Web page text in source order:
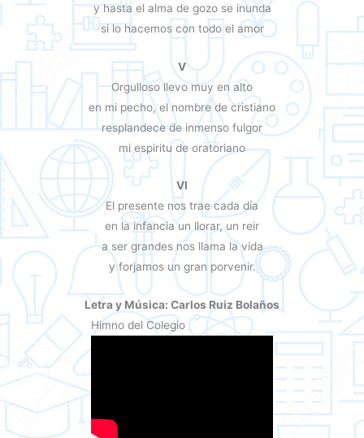
y hasta el alma de gozo se inunda
si lo hacemos con todo el amor
V
Orgulloso llevo muy en alto
en mi pecho, el nombre de cristiano
resplandece de inmenso fulgor
mi espiritu de oratoriano
VI
El presente nos trae cada día
en la infancia un llorar, un reir
a ser grandes nos llama la vida
y forjamos un gran porvenir.
Letra y Música: Carlos Ruiz Bolaños
Himno del Colegio